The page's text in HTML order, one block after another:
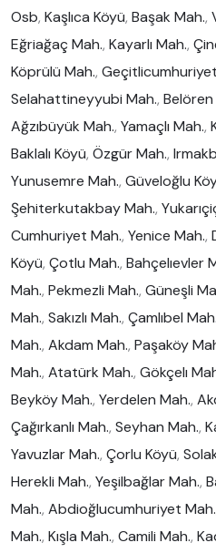
Osb, Kaşlıca Köyü, Başak Mah.,
Eğriağaç Mah., Kayarlı Mah.,
Köprülü Mah.,
Selahattineyyubi Mah., Belören
Ağzıbüyük Mah., Yamaçlı Mah.,
Baklalı Köyü, Özgür Mah.,
Yunusemre Mah., Güveloğlu
Şehiterkutakbay Mah.,
Cumhuriyet Mah., Yenice Mah.,
Köyü, Çotlu Mah., Bahçelıevler
Mah., Pekmezli Mah., Güneşli
Mah., Sakızlı Mah., Çamlıbel Mah.
Mah., Akdam Mah., Paşaköy
Mah., Atatürk Mah., Gökçelı
Beyköy Mah., Yerdelen Mah.,
Çağırkanlı Mah., Seyhan Mah.,
Yavuzlar Mah., Çorlu Köyü,
Herekli Mah., Yeşilbağlar Mah.,
Mah., Abdioğlucumhuriyet Mah.
Mah., Kışla Mah., Camili Mah.,